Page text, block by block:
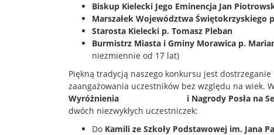
Biskup Kielecki Jego Eminencja Jan
Marszałek Województwa Świętokrzyskiego
Starosta Kielecki p. Tomasz Pleban
Burmistrz Miasta i Gminy Morawica p.
niezmiennie od 17 lat)
Piękną tradycją naszego konkursu jest
zaangażowania uczestników bez względu na wiek.
Wyróżnienia i Nagrody Posła na Sejm
dwóch niezwykłych uczestniczek:
Do Kamili ze Szkoły Podstawowej im. Jana